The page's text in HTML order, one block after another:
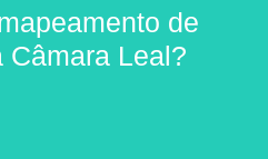
de
Câmara Leal?